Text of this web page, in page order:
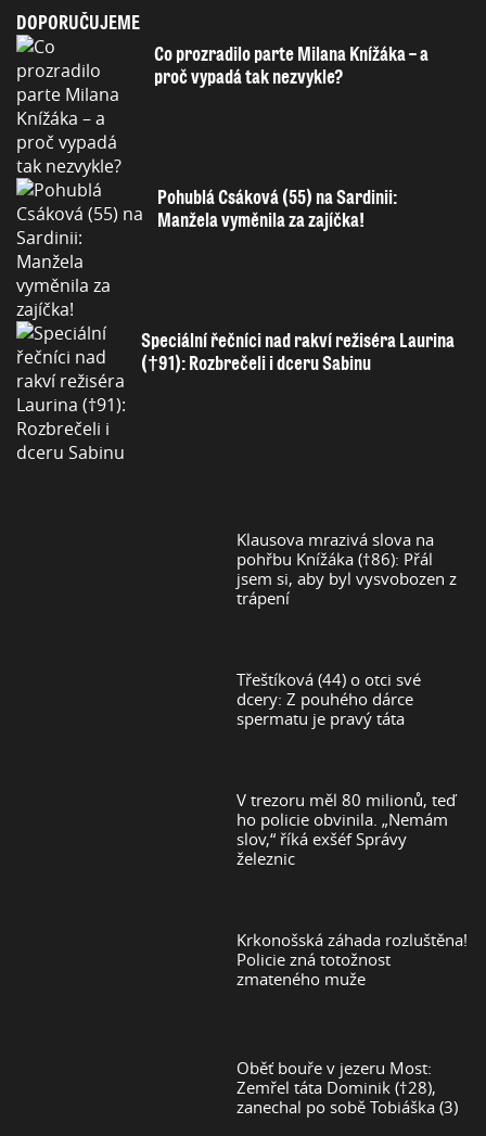
DOPORUČUJEME
Co prozradilo parte Milana Knížáka – a
proč vypadá tak nezvykle?
Pohublá Csáková (55) na Sardinii:
Manžela vyměnila za zajíčka!
Speciální řečníci nad rakví režiséra Laurina
(†91): Rozbrečeli i dceru Sabinu
Klausova mrazivá slova na
pohřbu Knížáka (†86): Přál
jsem si, aby byl vysvobozen z
trápení
Třeštíková (44) o otci své
dcery: Z pouhého dárce
spermatu je pravý táta
V trezoru měl 80 milionů, teď
ho policie obvinila. „Nemám
slov,“ říká exšéf Správy
železnic
Krkonošská záhada rozluštěna!
Policie zná totožnost
zmateného muže
Oběť bouře v jezeru Most:
Zemřel táta Dominik (†28),
zanechal po sobě Tobiáška (3)